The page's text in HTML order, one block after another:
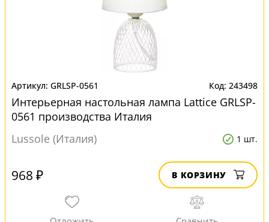
GRLSP-0561 243498
Интерьерная настольная лампа Lattice GRLSP-
0561 производства Италия
Lussole (Италия)
1 шт.
968 ₽ В КОРЗИНУ